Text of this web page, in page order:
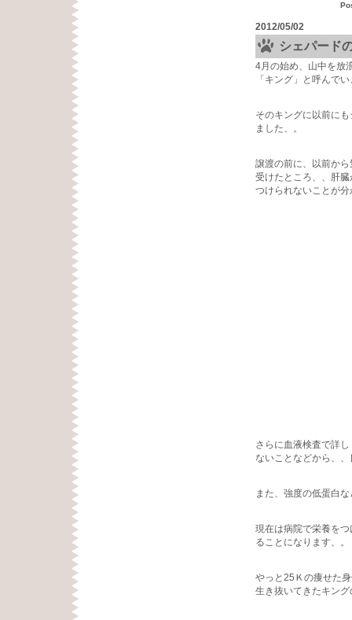
2012/05/02
シェパード
4月の始め、山中を放
「キング」と呼んで
そのキングに以前に
ました、。
譲渡の前に、以前か
受けたところ、、肝
つけられないことが
さらに血液検査で詳
ないことなどから、
また、強度の低蛋白
現在は病院で栄養を
ることになります、。
やっと25Ｋの痩せた
生き抜いてきたキン